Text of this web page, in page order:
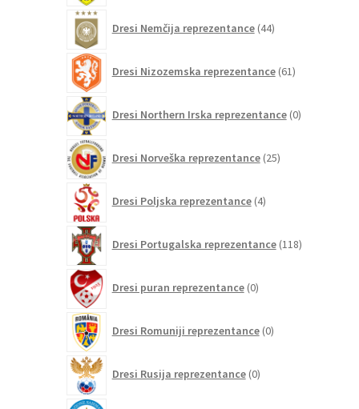
Dresi Nemčija reprezentance 44izdelkov
Dresi Nizozemska reprezentance 61izdelkov
Dresi Northern Irska reprezentance 0izdelkov
Dresi Norveška reprezentance 25izdelkov
Dresi Poljska reprezentance 4izdelki
Dresi Portugalska reprezentance 118izdelkov
Dresi puran reprezentance 0izdelkov
Dresi Romuniji reprezentance 0izdelkov
Dresi Rusija reprezentance 0izdelkov